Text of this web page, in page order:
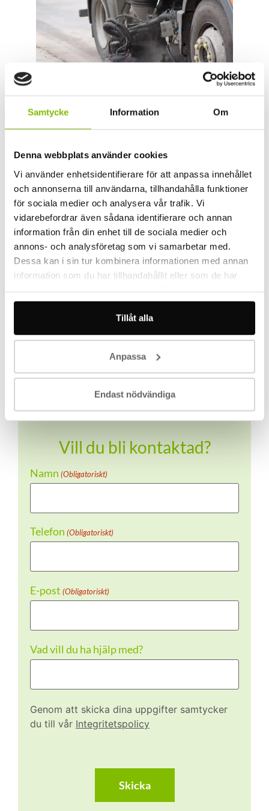
Samtycke Information Om
Denna webbplats använder cookies
Vi använder enhetsidentifierare för att anpassa innehållet
och annonserna till användarna, tillhandahålla funktioner
för sociala medier och analysera vår trafik. Vi
vidarebefordrar även sådana identifierare och annan
information från din enhet till de sociala medier och
annons- och analysföretag som vi samarbetar med.
Dessa kan i sin tur kombinera informationen med annan
information som du har tillhandahållit eller som de har
Tillåt alla
Anpassa
Endast nödvändiga
de kan för att områdena runt fastigheterna ska vara
trygga och säkra att vistas i och där har
halkbekämpning en naturlig plats.
Sandupptagningen i Stockholm brukar i vanliga fall
ske på våren, runt April månad beroende på
väderförhållanden.
Författare
Andrei Adzinets
VD Miramix
Vill du bli kontaktad?
Namn (Obligatoriskt)
Telefon (Obligatoriskt)
E-post (Obligatoriskt)
Vad vill du ha hjälp med?
Genom att skicka dina uppgifter samtycker
du till vår Integritetspolicy